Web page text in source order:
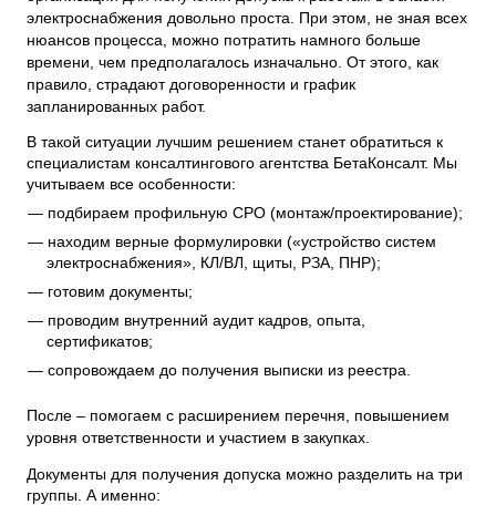
электроснабжения довольно проста. При этом, не зная всех
нюансов процесса, можно потратить намного больше
времени, чем предполагалось изначально. От этого, как
правило, страдают договоренности и график
запланированных работ.
В такой ситуации лучшим решением станет обратиться к
специалистам консалтингового агентства БетаКонсалт. Мы
учитываем все особенности:
подбираем профильную СРО (монтаж/проектирование);
находим верные формулировки («устройство систем
электроснабжения», КЛ/ВЛ, щиты, РЗА, ПНР);
готовим документы;
проводим внутренний аудит кадров, опыта,
сертификатов;
сопровождаем до получения выписки из реестра.
После – помогаем с расширением перечня, повышением
уровня ответственности и участием в закупках.
Документы для получения допуска можно разделить на три
группы. А именно: